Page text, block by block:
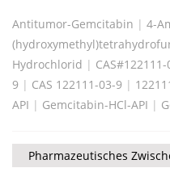
Antitumor-Gemcitabin | 4-
Hydrochlorid |
9 | CAS 122111-03-9 |
API | Gemcitabin-HCl-API |
Pharmazeutisches